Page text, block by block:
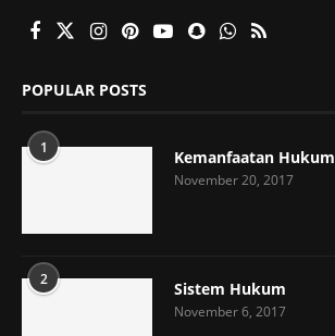
POPULAR POSTS
1 Kemanfaatan Hukum
November 20, 2017
2 Sistem Hukum
November 6, 2017